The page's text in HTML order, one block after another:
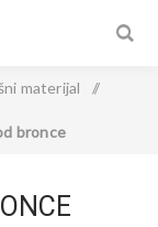
materijal /
bronce